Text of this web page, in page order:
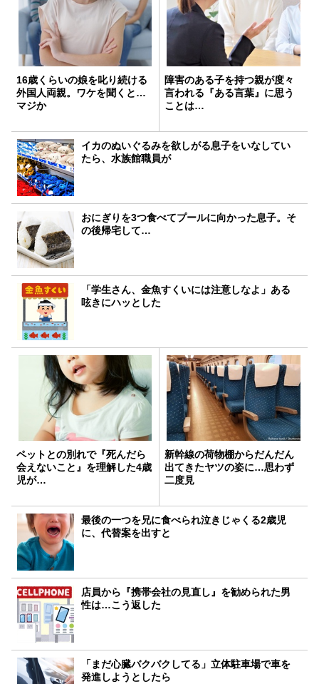
16歳くらいの娘を叱り続ける
外国人両親。ワケを聞くと…
マジか
障害のある子を持つ親が度々
言われる『ある言葉』に思う
ことは…
イカのぬいぐるみを欲しがる息子をいなしてい
たら、水族館職員が
おにぎりを3つ食べてプールに向かった息子。そ
の後帰宅して…
「学生さん、金魚すくいには注意しなよ」ある
呟きにハッとした
ペットとの別れで『死んだら
会えないこと』を理解した4歳
児が…
新幹線の荷物棚からだんだん
出てきたヤツの姿に…思わず
二度見
最後の一つを兄に食べられ泣きじゃくる2歳児
に、代替案を出すと
店員から『携帯会社の見直し』を勧められた男
性は…こう返した
「まだ心臓バクバクしてる」立体駐車場で車を
発進しようとしたら